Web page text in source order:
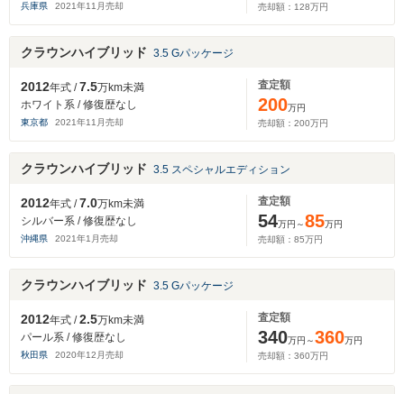
兵庫県 2021年11 月売却
売却額： 128万円
クラウンハイブリッド 3.5 Gパッケージ
2012年式 /7.5万km未満
ホワイト系 / 修復歴なし
東京都 2021年11 月売却
査定額
200万円
売却額： 200万円
クラウンハイブリッド 3.5 スペシャルエディション
2012年式 /7.0万km未満
シルバー系 / 修復歴なし
沖縄県 2021年1 月売却
査定額
54万円～85万円
売却額： 85万円
クラウンハイブリッド 3.5 Gパッケージ
2012年式 /2.5万km未満
パール系 / 修復歴なし
秋田県 2020年12 月売却
査定額
340万円～360万円
売却額： 360万円